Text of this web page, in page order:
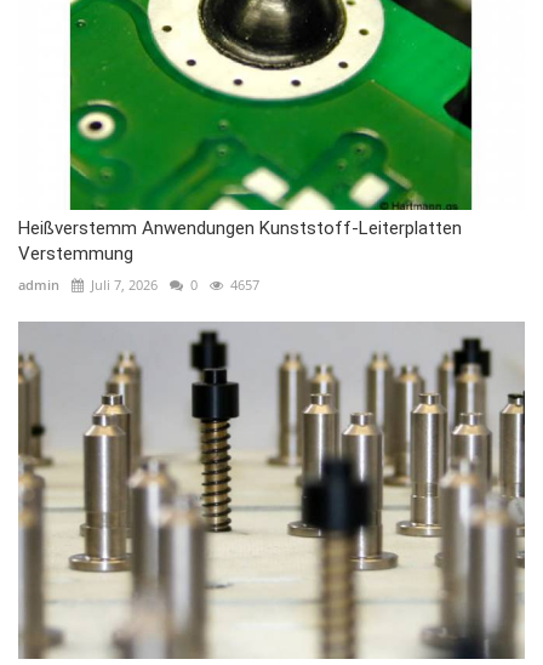
Heißverstemm Anwendungen Kunststoff-Leiterplatten
Verstemmung
admin Juli 7, 2026 0 4657